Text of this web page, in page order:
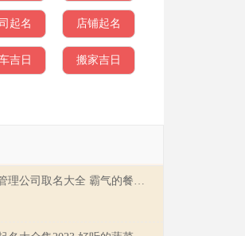
起名 店铺起名
吉日 搬家吉日